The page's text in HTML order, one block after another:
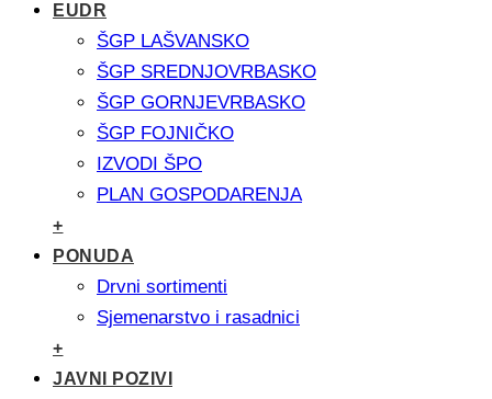
EUDR
ŠGP LAŠVANSKO
ŠGP SREDNJOVRBASKO
ŠGP GORNJEVRBASKO
ŠGP FOJNIČKO
IZVODI ŠPO
PLAN GOSPODARENJA
+
PONUDA
Drvni sortimenti
Sjemenarstvo i rasadnici
+
JAVNI POZIVI